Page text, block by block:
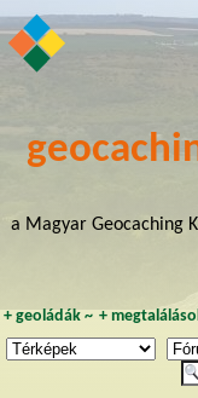
a Magyar Geocaching
+ geoládák~ +